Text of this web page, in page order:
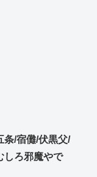
条/宿儺/伏黒父/
しろ邪魔やで